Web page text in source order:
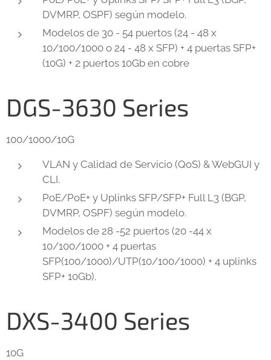
DVMRP, OSPF) según modelo.
Modelos de 30 - 54 puertos (24 - 48 x
10/100/1000 o 24 - 48 x SFP) + 4 puertas SFP+
(10G) + 2 puertos 10Gb en cobre
DGS-3630 Series
100/1000/10G
VLAN y Calidad de Servicio (QoS) & WebGUI y
CLI.
PoE/PoE+ y Uplinks SFP/SFP+ Full L3 (BGP,
DVMRP, OSPF) según modelo.
Modelos de 28 -52 puertos (20 -44 x
10/100/1000 + 4 puertas
SFP(100/1000)/UTP(10/100/1000) + 4 uplinks
SFP+ 10Gb).
DXS-3400 Series
10G